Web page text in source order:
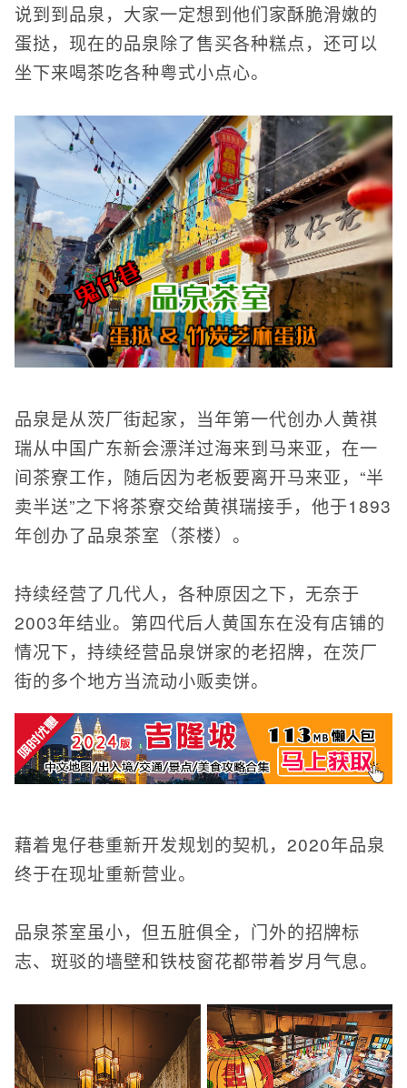
说到到品泉，大家一定想到他们家酥脆滑嫩的
蛋挞，现在的品泉除了售买各种糕点，还可以
坐下来喝茶吃各种粤式小点心。
品泉是从茨厂街起家，当年第一代创办人黄祺
瑞从中国广东新会漂洋过海来到马来亚，在一
间茶寮工作，随后因为老板要离开马来亚，“半
卖半送”之下将茶寮交给黄祺瑞接手，他于1893
年创办了品泉茶室（茶楼）。
持续经营了几代人，各种原因之下，无奈于
2003年结业。第四代后人黄国东在没有店铺的
情况下，持续经营品泉饼家的老招牌，在茨厂
街的多个地方当流动小贩卖饼。
藉着鬼仔巷重新开发规划的契机，2020年品泉
终于在现址重新营业。
品泉茶室虽小，但五脏俱全，门外的招牌标
志、斑驳的墙壁和铁枝窗花都带着岁月气息。